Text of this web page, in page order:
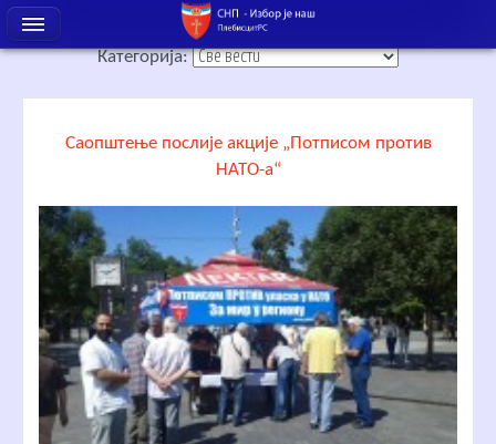
Категорија:
Саопштење послије акције „Потписом против
НАТО-а“